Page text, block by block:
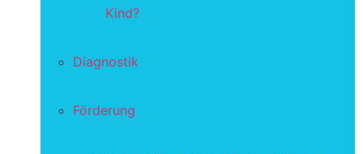
Kind?
Diagnostik
Förderung